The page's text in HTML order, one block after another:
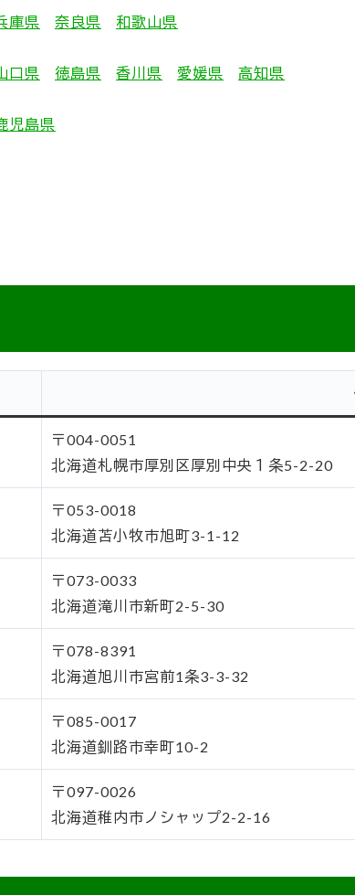
庫県 奈良県 和歌山県
口県 徳島県 香川県 愛媛県 高知県
児島県
〒004-0051
北海道札幌市厚別区厚別中央１条5-2-20
〒053-0018
北海道苫小牧市旭町3-1-12
〒073-0033
北海道滝川市新町2-5-30
〒078-8391
北海道旭川市宮前1条3-3-32
〒085-0017
北海道釧路市幸町10-2
〒097-0026
北海道稚内市ノシャップ2-2-16